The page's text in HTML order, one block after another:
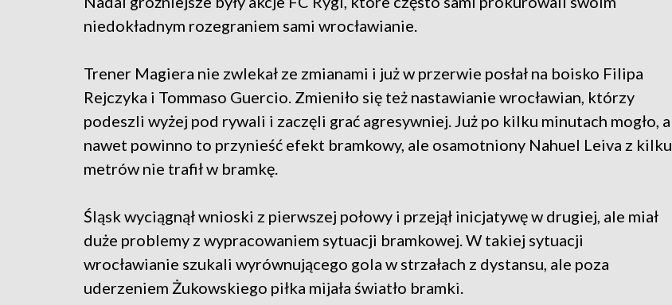
niedokładnym rozegraniem sami wrocławianie.
Trener Magiera nie zwlekał ze zmianami i już w przerwie posłał na boisko Filipa
Rejczyka i Tommaso Guercio. Zmieniło się też nastawianie wrocławian, którzy
podeszli wyżej pod rywali i zaczęli grać agresywniej. Już po kilku minutach mogło, a
nawet powinno to przynieść efekt bramkowy, ale osamotniony Nahuel Leiva z kilku
metrów nie trafił w bramkę.
Śląsk wyciągnął wnioski z pierwszej połowy i przejął inicjatywę w drugiej, ale miał
duże problemy z wypracowaniem sytuacji bramkowej. W takiej sytuacji
wrocławianie szukali wyrównującego gola w strzałach z dystansu, ale poza
uderzeniem Żukowskiego piłka mijała światło bramki.